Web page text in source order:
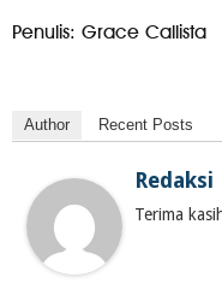
Penulis: Grace Callista
Author Recent Posts
Redaksi
Terima